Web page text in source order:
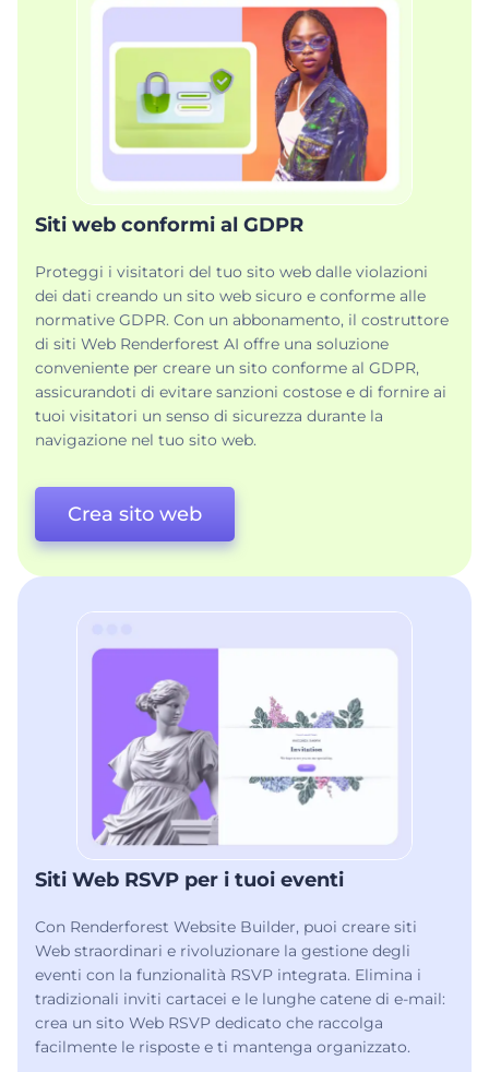
Siti web conformi al GDPR
Proteggi i visitatori del tuo sito web dalle violazioni
dei dati creando un sito web sicuro e conforme alle
normative GDPR. Con un abbonamento, il costruttore
di siti Web Renderforest AI offre una soluzione
conveniente per creare un sito conforme al GDPR,
assicurandoti di evitare sanzioni costose e di fornire ai
tuoi visitatori un senso di sicurezza durante la
navigazione nel tuo sito web.
Crea sito web
Siti Web RSVP per i tuoi eventi
Con Renderforest Website Builder, puoi creare siti
Web straordinari e rivoluzionare la gestione degli
eventi con la funzionalità RSVP integrata. Elimina i
tradizionali inviti cartacei e le lunghe catene di e-mail:
crea un sito Web RSVP dedicato che raccolga
facilmente le risposte e ti mantenga organizzato.